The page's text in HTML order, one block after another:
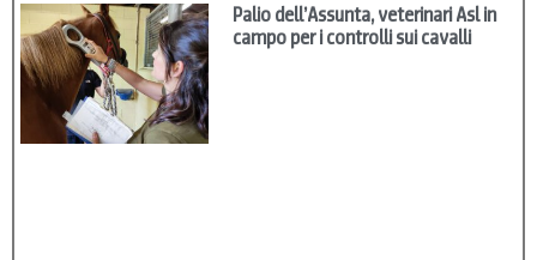
Palio dell’Assunta, veterinari Asl in
campo per i controlli sui cavalli